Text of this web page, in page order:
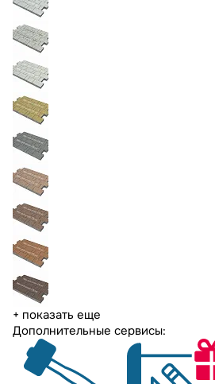
+ показать еще
Дополнительные сервисы: